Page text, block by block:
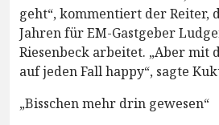
geht“, kommentiert der Reiter,
Jahren für EM-Gastgeber
Riesenbeck arbeitet. „Aber mit
auf jeden Fall happy“, sagte
„Bisschen mehr drin gewesen“